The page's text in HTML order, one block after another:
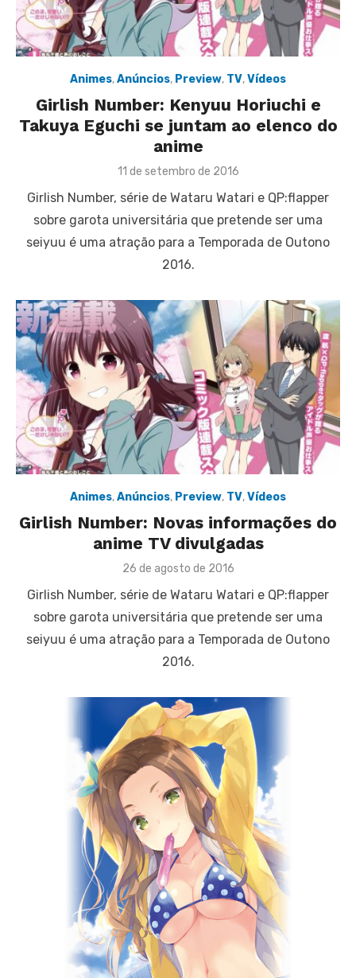
Animes,Anúncios, Preview, TV,Vídeos
Girlish Number: Kenyuu Horiuchi e
Takuya Eguchi se juntam ao elenco do
anime
Posted
11 de setembro de 2016
Girlish Number, série de Wataru Watari e QP:flapper
sobre garota universitária que pretende ser uma
seiyuu é uma atração para a Temporada de Outono
2016.
Animes,Anúncios, Preview, TV,Vídeos
Girlish Number: Novas informações do
anime TV divulgadas
Posted
26 de agosto de 2016
Girlish Number, série de Wataru Watari e QP:flapper
sobre garota universitária que pretende ser uma
seiyuu é uma atração para a Temporada de Outono
2016.